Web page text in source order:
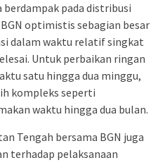
pada distribusi
optimistis sebagian besar
dalam waktu relatif singkat
Untuk perbaikan ringan
satu hingga dua minggu,
kompleks seperti
waktu hingga dua bulan.
Tengah bersama BGN juga
terhadap pelaksanaan